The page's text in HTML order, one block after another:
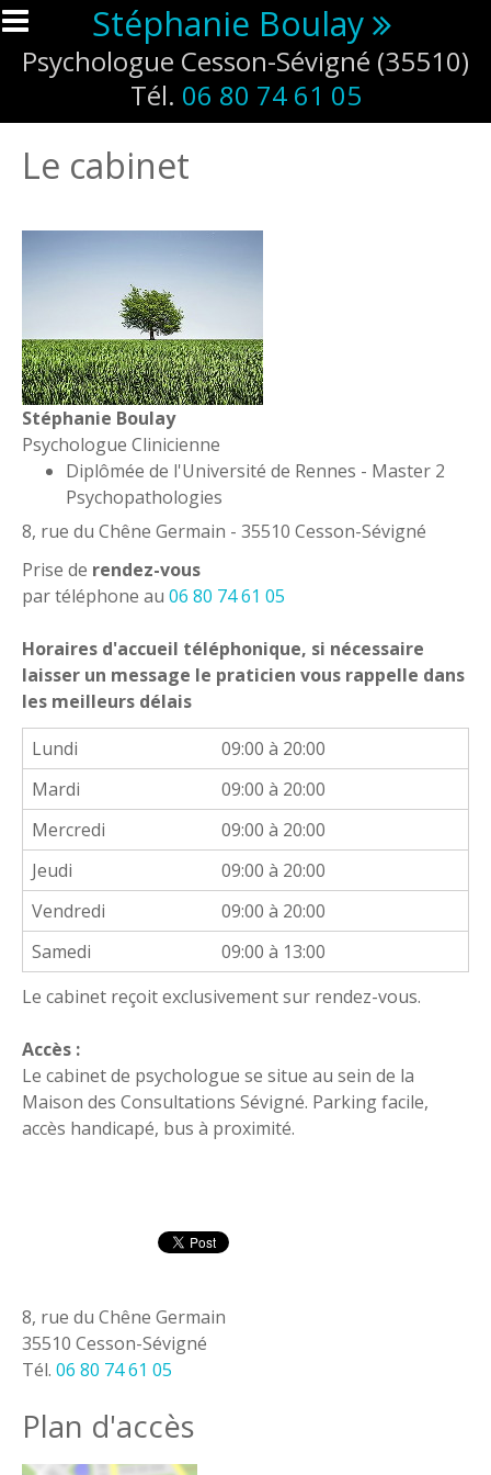
Aller au contenu principal
Stéphanie Boulay
Psychologue Cesson-Sévigné (35510)
Tél. 06 80 74 61 05
Le cabinet
Stéphanie Boulay
Psychologue Clinicienne
Diplômée de l'Université de Rennes - Master 2
Psychopathologies
8, rue du Chêne Germain - 35510 Cesson-Sévigné
Prise de rendez-vous
par téléphone au 06 80 74 61 05
Horaires d'accueil téléphonique, si nécessaire
laisser un message le praticien vous rappelle dans
les meilleurs délais
Lundi
09:00 à 20:00
Mardi
09:00 à 20:00
Mercredi
09:00 à 20:00
Jeudi
09:00 à 20:00
Vendredi
09:00 à 20:00
Samedi
09:00 à 13:00
Le cabinet reçoit exclusivement sur rendez-vous.
Accès :
Le cabinet de psychologue se situe au sein de la
Maison des Consultations Sévigné. Parking facile,
accès handicapé, bus à proximité.
8, rue du Chêne Germain
35510 Cesson-Sévigné
Tél. 06 80 74 61 05
Plan d'accès